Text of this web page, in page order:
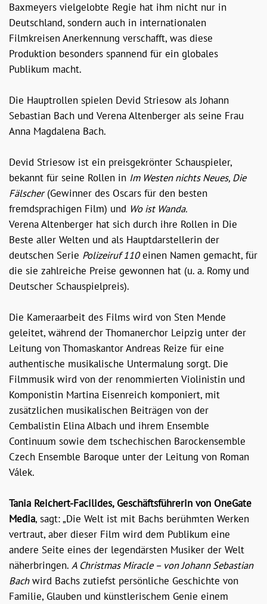
Baxmeyers vielgelobte Regie hat ihm nicht nur in
Deutschland, sondern auch in internationalen
Filmkreisen Anerkennung verschafft, was diese
Produktion besonders spannend für ein globales
Publikum macht.
Die Hauptrollen spielen Devid Striesow als Johann
Sebastian Bach und Verena Altenberger als seine Frau
Anna Magdalena Bach.
Devid Striesow ist ein preisgekrönter Schauspieler,
bekannt für seine Rollen in Im Westen nichts Neues, Die
Fälscher(Gewinner des Oscars für den besten
fremdsprachigen Film) und Wo ist Wanda.
Verena Altenberger hat sich durch ihre Rollen in Die
Beste aller Welten und als Hauptdarstellerin der
deutschen Serie Polizeiruf 110einen Namen gemacht, für
die sie zahlreiche Preise gewonnen hat (u. a. Romy und
Deutscher Schauspielpreis).
Die Kameraarbeit des Films wird von Sten Mende
geleitet, während der Thomanerchor Leipzig unter der
Leitung von Thomaskantor Andreas Reize für eine
authentische musikalische Untermalung sorgt. Die
Filmmusik wird von der renommierten Violinistin und
Komponistin Martina Eisenreich komponiert, mit
zusätzlichen musikalischen Beiträgen von der
Cembalistin Elina Albach und ihrem Ensemble
Continuum sowie dem tschechischen Barockensemble
Czech Ensemble Baroque unter der Leitung von Roman
Válek.
Tania Reichert-Facilides, Geschäftsführerin von OneGate
Media, sagt: „Die Welt ist mit Bachs berühmten Werken
vertraut, aber dieser Film wird dem Publikum eine
andere Seite eines der legendärsten Musiker der Welt
näherbringen. A Christmas Miracle – von Johann Sebastian
Bachwird Bachs zutiefst persönliche Geschichte von
Familie, Glauben und künstlerischem Genie einem